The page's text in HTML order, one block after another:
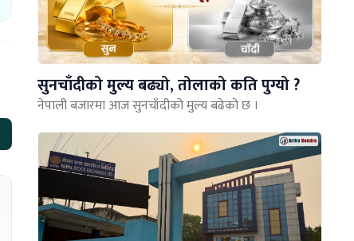
सुनचाँदीको मुल्य बढ्यो, तोलाको कति पुग्यो ?
नेपाली बजारमा आज सुनचाँदीको मुल्य बढेको छ ।